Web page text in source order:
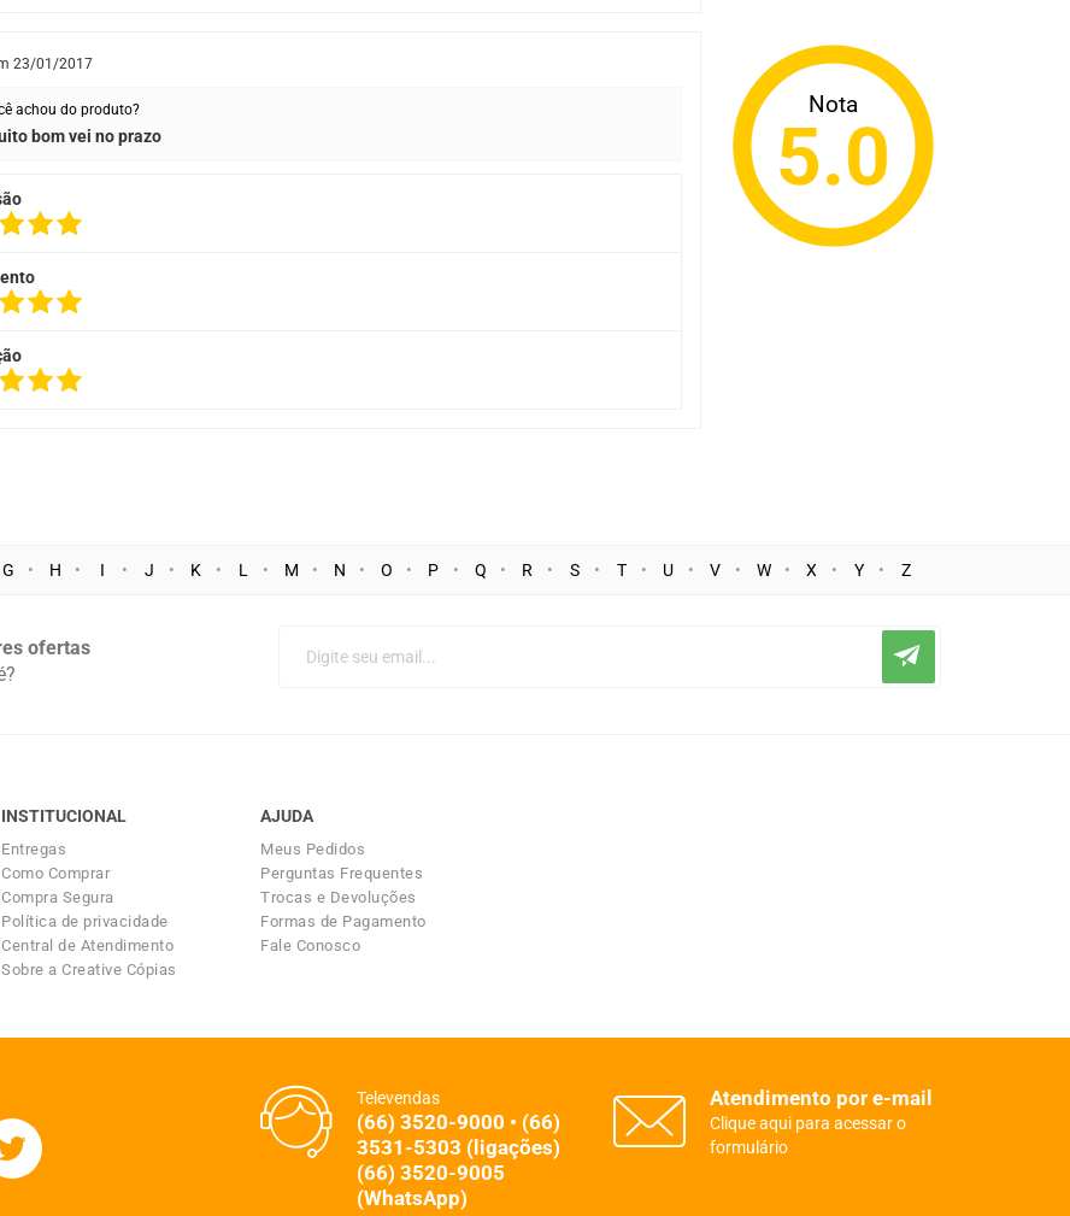
23/01/2017
achou do produto?
bom vei no prazo
Nota
5.0
G H I J K L M N O P Q R S T U V W X Y Z
ofertas
INSTITUCIONAL
Entregas
Como Comprar
Compra Segura
Política de privacidade
Central de Atendimento
Sobre a Creative Cópias
AJUDA
Meus Pedidos
Perguntas Frequentes
Trocas e Devoluções
Formas de Pagamento
Fale Conosco
Televendas
(66) 3520-9000 • (66)
3531-5303 (ligações)
(66) 3520-9005
(WhatsApp)
Atendimento por e-mail
Clique aqui para acessar o
formulário